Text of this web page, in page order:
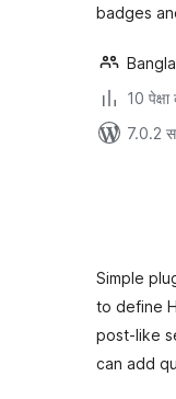
badges
10
7.0.2
Simple
to define
post-like
can add